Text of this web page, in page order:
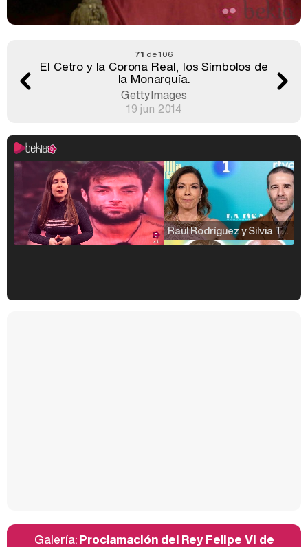
71 de 106
El Cetro y la Corona Real, los Símbolos de
la Monarquía.
GettyImages
19 jun 2014
Raúl Rodríguez y Silvia Taulés nos cuentan su papel en 'La familia de la tele'
Galería:Proclamación del Rey Felipe VI de